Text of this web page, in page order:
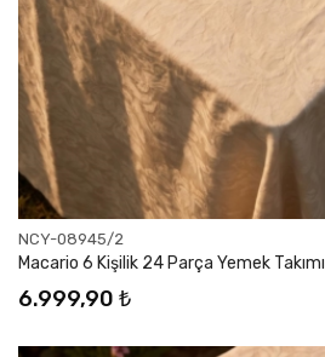
NCY-08945/2
Macario 6 Kişilik 24 Parça Yemek Takımı
6.999,90 ₺